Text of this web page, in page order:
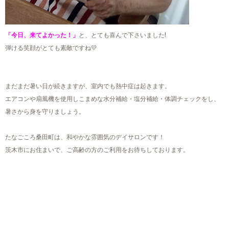
「今日、来てよかった！」
と、とても喜んで下さいました!
弾ける笑顔がとても素敵ですね💛
まだまだ暑い日が続きますが、室内でも熱中症は起きます。
エアコンや扇風機を使用しこまめな水分補給・塩分補給・体調チェックをし、
暑さから身を守りましょう。
たなごころ桑田町は、和やかな雰囲気のデイサロンです！
茨木市にお住まいで、ご高齢の方のご利用をお待ちしております。